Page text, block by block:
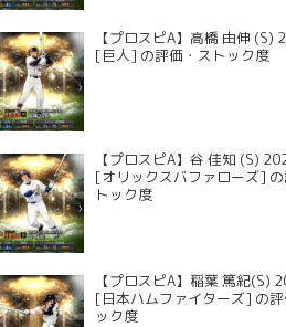
【プロスピA】高橋 由伸 (S)
[巨人] の評価・ストック度
【プロスピA】谷 佳知 (S)
[オリックスバファローズ] の
トック度
【プロスピA】稲葉 篤紀(S)
[日本ハムファイターズ] の評
ック度